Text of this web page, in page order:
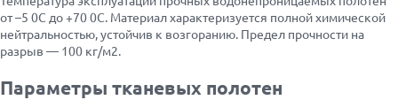
от –5 0С до +70 0С. Материал характеризуется полной химической
нейтральностью, устойчив к возгоранию. Предел прочности на
разрыв — 100 кг/м2.
Параметры тканевых полотен